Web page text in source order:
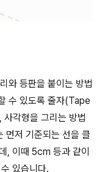
와 등판을 붙이는 방법
수 있도록 줄자(Tape
각형을 그리는 방법
먼저 기준되는 선을 클
, 이때 5cm 등과 같이
있습니다.